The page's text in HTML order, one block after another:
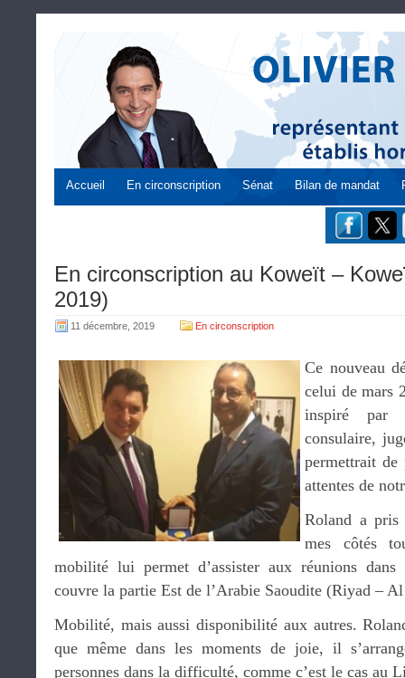
Accueil En circonscription Sénat Bilan de mandat
En circonscription au Koweït –
2019)
11 décembre, 2019 En circonscription
Ce nouveau
celui de mars
inspiré par
consulaire,
permettrait de
attentes de
Roland a pris
mes côtés
mobilité lui permet d’assister aux réunions
couvre la partie Est de l’Arabie Saoudite (Riyad –
Mobilité, mais aussi disponibilité aux autres.
que même dans les moments de joie, il
personnes dans la difficulté, comme c’est le cas au